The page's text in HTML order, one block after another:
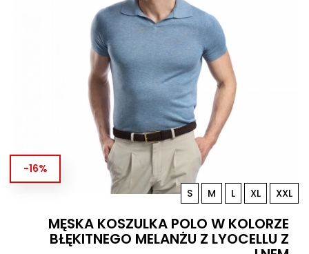
-16%
S M L XL XXL
MĘSKA KOSZULKA POLO W KOLORZE
BŁĘKITNEGO MELANŻU Z LYOCELLU Z